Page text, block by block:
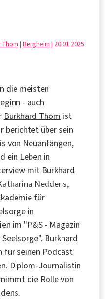
Thom | Bergheim | 20.01.2025
die meisten
- auch
Burkhard Thom ist
berichtet über sein
von Neuanfängen,
ein Leben in
mit Burkhard
Neddens,
für
in
im "P&S - Magazin
Burkhard
für seinen Podcast
Diplom-Journalistin
die Rolle von